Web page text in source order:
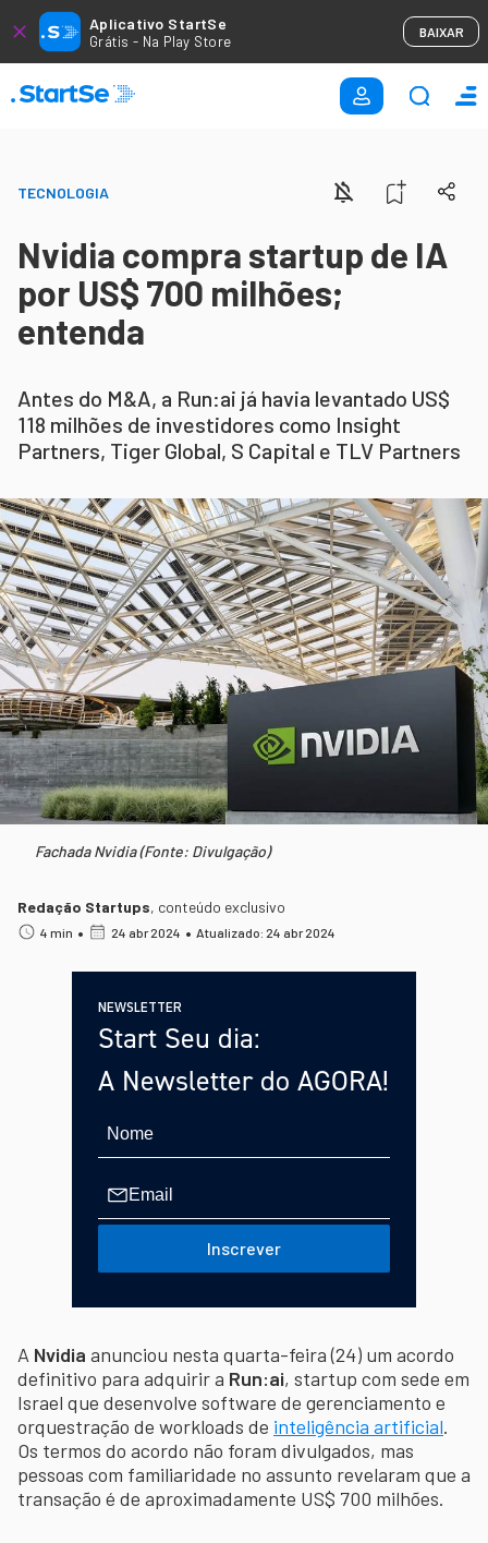
Aplicativo StartSe
Grátis - Na Play Store
BAIXAR
TECNOLOGIA
Nvidia compra startup de IA
por US$ 700 milhões;
entenda
Antes do M&A, a Run:ai já havia levantado US$
118 milhões de investidores como Insight
Partners, Tiger Global, S Capital e TLV Partners
Fachada Nvidia (Fonte: Divulgação)
Redação Startups, conteúdo exclusivo
4 min • 24 abr 2024 • Atualizado: 24 abr 2024
NEWSLETTER
Start Seu dia:
A Newsletter do AGORA!
Inscrever
A Nvidia anunciou nesta quarta-feira (24) um acordo
definitivo para adquirir a Run:ai, startup com sede em
Israel que desenvolve software de gerenciamento e
orquestração de workloads de inteligência artificial.
Os termos do acordo não foram divulgados, mas
pessoas com familiaridade no assunto revelaram que a
transação é de aproximadamente US$ 700 milhões.